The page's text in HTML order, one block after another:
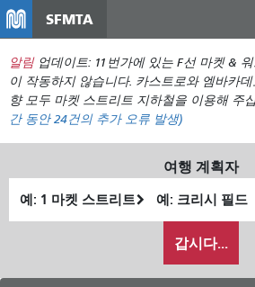
컨
텐
츠
건
너
기
SFMTA
알림 업데이트: 11번가에 있는 F선 마켓 &
이 작동하지 않습니다. 카스트로와 엠바카
향 모두 마켓 스트리트 지하철을 이용해 주
간 동안24건의 추가 오류 발생)
여행 계획자
가
여
갑시다...